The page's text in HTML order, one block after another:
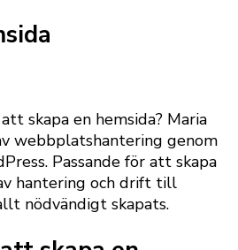
skapa en hemsida? Maria
webbplatshantering genom
Passande för att skapa
hantering och drift till
nödvändigt skapats.